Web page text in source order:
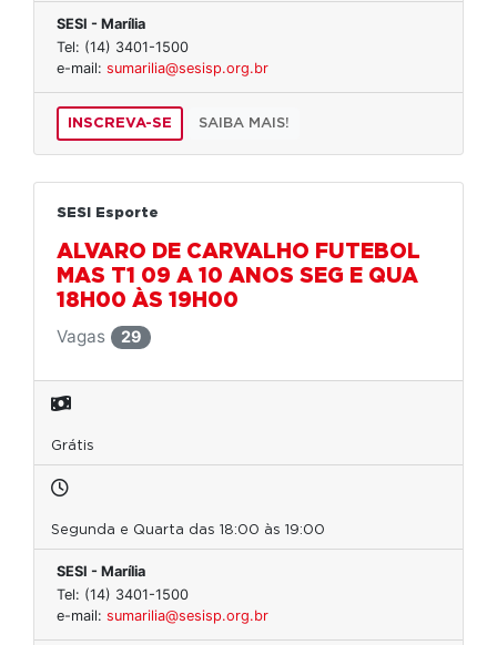
SESI - Marília
Tel: (14) 3401-1500
e-mail: sumarilia@sesisp.org.br
INSCREVA-SE SAIBA MAIS!
SESI Esporte
ALVARO DE CARVALHO FUTEBOL
MAS T1 09 A 10 ANOS SEG E QUA
18H00 ÀS 19H00
Vagas
29
Grátis
Segunda e Quarta das 18:00 às 19:00
SESI - Marília
Tel: (14) 3401-1500
e-mail: sumarilia@sesisp.org.br